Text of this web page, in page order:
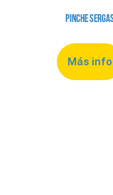
Pinche
Más info